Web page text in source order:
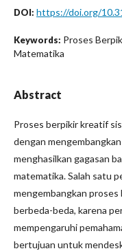
DOI: https://doi.org/
Keywords: Proses
Matematika
Abstract
Proses berpikir kreatif
dengan
menghasilkan gagasan
matematika. Salah satu
mengembangkan
berbeda-beda, karena
mempengaruhi
bertujuan untuk